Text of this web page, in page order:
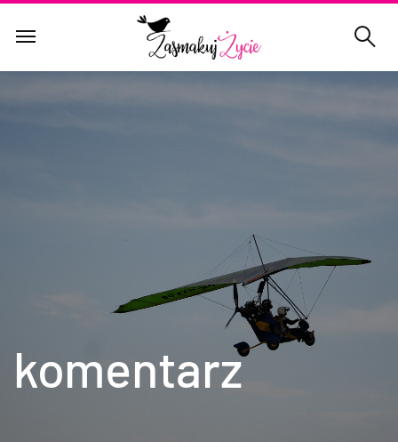
komentarz